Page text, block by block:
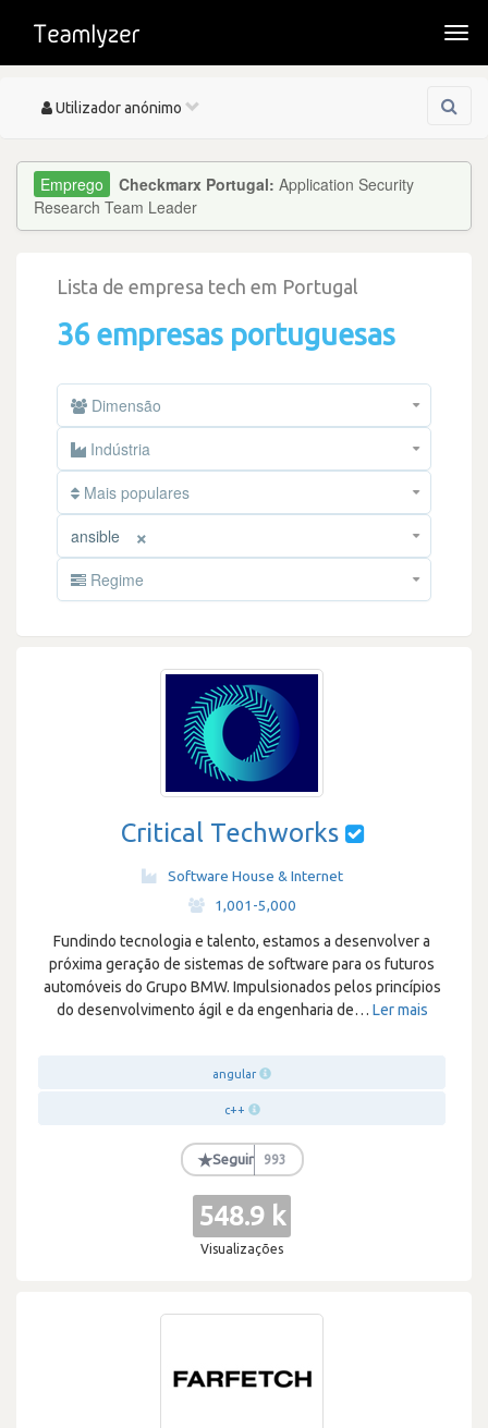
Toggle
Utilizador anónimo
Checkmarx Portugal: Application Security
Research Team Leader
Lista de empresa tech em Portugal
36 empresas portuguesas
Dimensão
Indústria
Mais populares
×
ansible
Regime
Critical Techworks
Software House & Internet
1,001-5,000
Fundindo tecnologia e talento, estamos a desenvolver a
próxima geração de sistemas de software para os futuros
automóveis do Grupo BMW. Impulsionados pelos princípios
do desenvolvimento ágil e da engenharia de… Ler mais
angular
c++
★Seguir 993
548.9 k
Visualizações